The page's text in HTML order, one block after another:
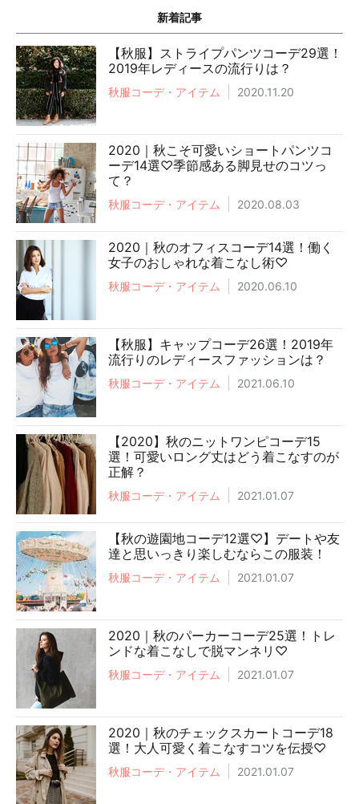
新着記事
【秋服】ストライプパンツコーデ29選！
2019年レディースの流行りは？
秋服コーデ・アイテム 2020.11.20
2020｜秋こそ可愛いショートパンツコ
ーデ14選♡季節感ある脚見せのコツっ
て？
秋服コーデ・アイテム 2020.08.03
2020｜秋のオフィスコーデ14選！働く
女子のおしゃれな着こなし術♡
秋服コーデ・アイテム 2020.06.10
【秋服】キャップコーデ26選！2019年
流行りのレディースファッションは？
秋服コーデ・アイテム 2021.06.10
【2020】秋のニットワンピコーデ15
選！可愛いロング丈はどう着こなすのが
正解？
秋服コーデ・アイテム 2021.01.07
【秋の遊園地コーデ12選♡】デートや友
達と思いっきり楽しむならこの服装！
秋服コーデ・アイテム 2021.01.07
2020｜秋のパーカーコーデ25選！トレ
ンドな着こなしで脱マンネリ♡
秋服コーデ・アイテム 2021.01.07
2020｜秋のチェックスカートコーデ18
選！大人可愛く着こなすコツを伝授♡
秋服コーデ・アイテム 2021.01.07